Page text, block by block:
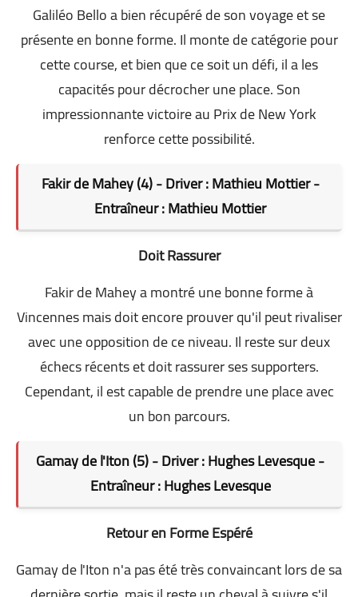
Galiléo Bello a bien récupéré de son voyage et se
présente en bonne forme. Il monte de catégorie pour
cette course, et bien que ce soit un défi, il a les
capacités pour décrocher une place. Son
impressionnante victoire au Prix de New York
renforce cette possibilité.
Fakir de Mahey (4) - Driver : Mathieu Mottier -
Entraîneur : Mathieu Mottier
Doit Rassurer
Fakir de Mahey a montré une bonne forme à
Vincennes mais doit encore prouver qu'il peut rivaliser
avec une opposition de ce niveau. Il reste sur deux
échecs récents et doit rassurer ses supporters.
Cependant, il est capable de prendre une place avec
un bon parcours.
Gamay de l'Iton (5) - Driver : Hughes Levesque -
Entraîneur : Hughes Levesque
Retour en Forme Espéré
Gamay de l'Iton n'a pas été très convaincant lors de sa